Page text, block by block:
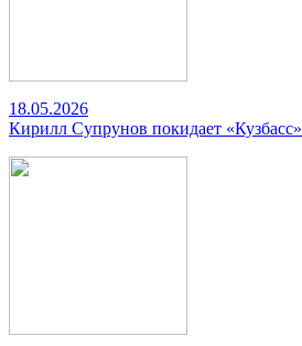
18.05.2026
Кирилл Супрунов покидает «Кузбасс»